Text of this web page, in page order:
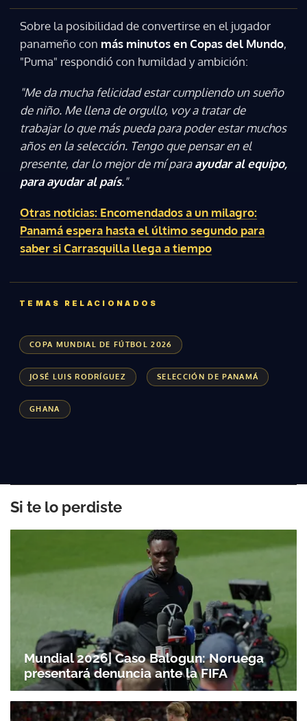
Sobre la posibilidad de convertirse en el jugador
panameño con más minutos en Copas del Mundo,
"Puma" respondió con humildad y ambición:
"Me da mucha felicidad estar cumpliendo un sueño
de niño. Me llena de orgullo, voy a tratar de
trabajar lo que más pueda para poder estar muchos
años en la selección. Tengo que pensar en el
presente, dar lo mejor de mí paraayudar al equipo,
para ayudar al país."
Otras noticias: Encomendados a un milagro:
Panamá espera hasta el último segundo para
saber si Carrasquilla llega a tiempo
TEMAS RELACIONADOS
COPA MUNDIAL DE FÚTBOL 2026
JOSÉ LUIS RODRÍGUEZ SELECCIÓN DE PANAMÁ
GHANA
Si te lo perdiste
Mundial 2026| Caso Balogun: Noruega
presentará denuncia ante la FIFA